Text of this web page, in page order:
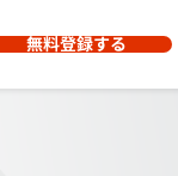
無料登録する